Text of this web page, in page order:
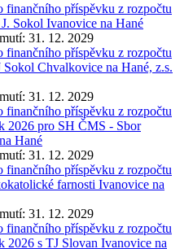
finančního příspěvku z rozpočtu
Sokol Ivanovice na Hané
31. 12. 2029
finančního příspěvku z rozpočtu
Chvalkovice na Hané, z.s.
31. 12. 2029
finančního příspěvku z rozpočtu
2026 pro SH ČMS - Sbor
Hané
31. 12. 2029
finančního příspěvku z rozpočtu
farnosti Ivanovice na
31. 12. 2029
finančního příspěvku z rozpočtu
2026 s TJ Slovan Ivanovice na